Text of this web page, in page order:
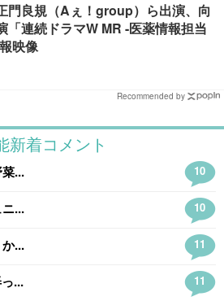
門良規（Aぇ！group）ら出演、向
「連続ドラマW MR -医薬情報担当
映像
Recommended by